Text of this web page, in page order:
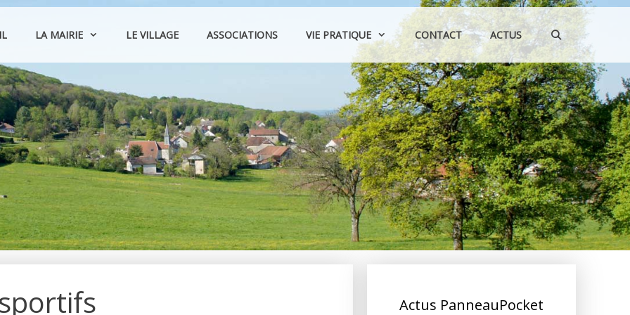
LA MAIRIE LE VILLAGE ASSOCIATIONS VIE PRATIQUE CONTACT ACTUS
Actus PanneauPocket